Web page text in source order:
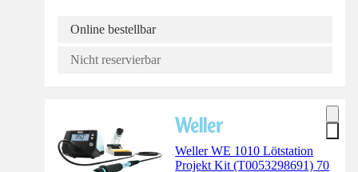
Online bestellbar
Nicht reservierbar
Weller WE 1010 Lötstation
Projekt Kit (T0053298691) 70